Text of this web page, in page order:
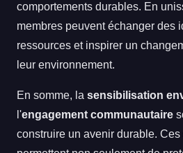
comportements durables. En
membres peuvent échanger des
ressources et inspirer un
leur environnement.
En somme, la sensibilisation
l'engagement communautaire
construire un avenir durable.